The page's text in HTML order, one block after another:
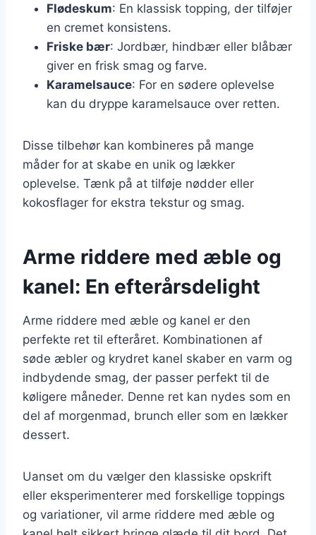
Flødeskum: En klassisk topping, der tilføjer
en cremet konsistens.
Friske bær: Jordbær, hindbær eller blåbær
giver en frisk smag og farve.
Karamelsauce: For en sødere oplevelse
kan du dryppe karamelsauce over retten.
Disse tilbehør kan kombineres på mange
måder for at skabe en unik og lækker
oplevelse. Tænk på at tilføje nødder eller
kokosflager for ekstra tekstur og smag.
Arme riddere med æble og
kanel: En efterårsdelight
Arme riddere med æble og kanel er den
perfekte ret til efteråret. Kombinationen af
søde æbler og krydret kanel skaber en varm og
indbydende smag, der passer perfekt til de
køligere måneder. Denne ret kan nydes som en
del af morgenmad, brunch eller som en lækker
dessert.
Uanset om du vælger den klassiske opskrift
eller eksperimenterer med forskellige toppings
og variationer, vil arme riddere med æble og